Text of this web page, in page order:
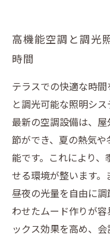
高機能空調と調光
時間
テラスでの快適な時
と調光可能な照明シス
最新の空調設備は、
節ができ、夏の熱気
能です。これにより
せる環境が整います。
昼夜の光量を自由に
わせたムード作りが
ックス効果を高め、